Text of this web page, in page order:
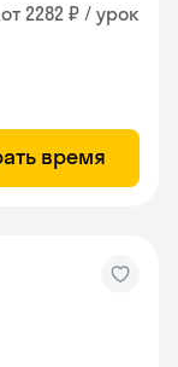
от 2282 ₽ / урок
время